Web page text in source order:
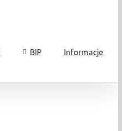
BIP Informacje